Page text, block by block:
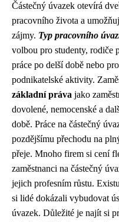
Částečný úvazek otevírá
pracovního života a
zájmy. Typ pracovního
volbou pro studenty, rodiče
práce po delší době nebo
podnikatelské aktivity.
základní práva jako
dovolené, nemocenské a
době. Práce na částečný
pozdějšímu přechodu na
přeje. Mnoho firem si cení
zaměstnanci na částečný
jejich profesním růstu.
si lidé dokázali vybudovat
úvazek. Důležité je najít si